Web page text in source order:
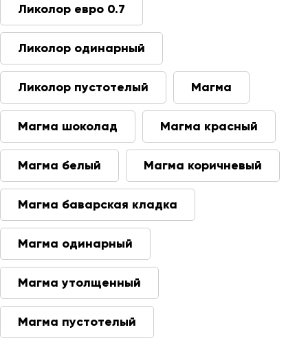
Ликолор евро 0.7
Ликолор одинарный
Ликолор пустотелый Магма
Магма шоколад Магма красный
Магма белый Магма коричневый
Магма баварская кладка
Магма одинарный
Магма утолщенный
Магма пустотелый